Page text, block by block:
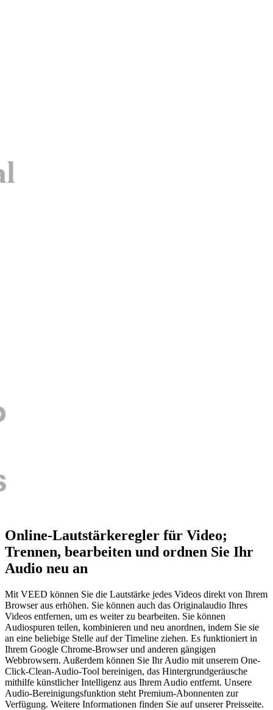
Online-Lautstärkeregler für Video;
Trennen, bearbeiten und ordnen Sie Ihr
Audio neu an
Mit VEED können Sie die Lautstärke jedes Videos direkt von Ihrem
Browser aus erhöhen. Sie können auch das Originalaudio Ihres
Videos entfernen, um es weiter zu bearbeiten. Sie können
Audiospuren teilen, kombinieren und neu anordnen, indem Sie sie
an eine beliebige Stelle auf der Timeline ziehen. Es funktioniert in
Ihrem Google Chrome-Browser und anderen gängigen
Webbrowsern. Außerdem können Sie Ihr Audio mit unserem One-
Click-Clean-Audio-Tool bereinigen, das Hintergrundgeräusche
mithilfe künstlicher Intelligenz aus Ihrem Audio entfernt. Unsere
Audio-Bereinigungsfunktion steht Premium-Abonnenten zur
Verfügung. Weitere Informationen finden Sie auf unserer Preisseite.